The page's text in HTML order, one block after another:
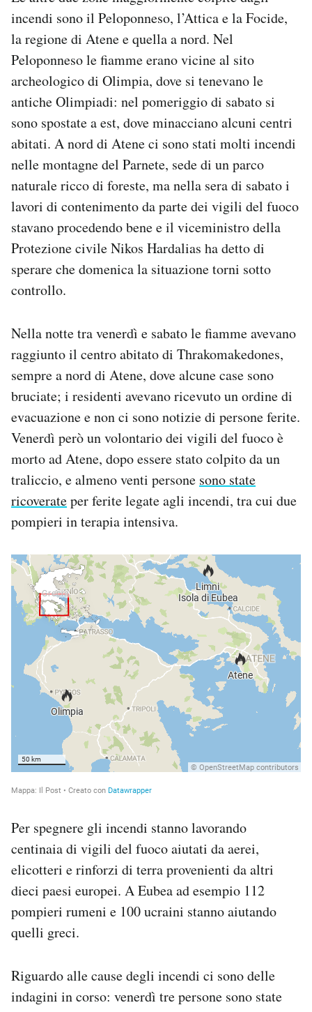
incendi sono il Peloponneso, l’Attica e la Focide,
la regione di Atene e quella a nord. Nel
Peloponneso le fiamme erano vicine al sito
archeologico di Olimpia, dove si tenevano le
antiche Olimpiadi: nel pomeriggio di sabato si
sono spostate a est, dove minacciano alcuni centri
abitati. A nord di Atene ci sono stati molti incendi
nelle montagne del Parnete, sede di un parco
naturale ricco di foreste, ma nella sera di sabato i
lavori di contenimento da parte dei vigili del fuoco
stavano procedendo bene e il viceministro della
Protezione civile Nikos Hardalias ha detto di
sperare che domenica la situazione torni sotto
controllo.
Nella notte tra venerdì e sabato le fiamme avevano
raggiunto il centro abitato di Thrakomakedones,
sempre a nord di Atene, dove alcune case sono
bruciate; i residenti avevano ricevuto un ordine di
evacuazione e non ci sono notizie di persone ferite.
Venerdì però un volontario dei vigili del fuoco è
morto ad Atene, dopo essere stato colpito da un
traliccio, e almeno venti persone sono state
ricoverateper ferite legate agli incendi, tra cui due
pompieri in terapia intensiva.
Per spegnere gli incendi stanno lavorando
centinaia di vigili del fuoco aiutati da aerei,
elicotteri e rinforzi di terra provenienti da altri
dieci paesi europei. A Eubea ad esempio 112
pompieri rumeni e 100 ucraini stanno aiutando
quelli greci.
Riguardo alle cause degli incendi ci sono delle
indagini in corso: venerdì tre persone sono state